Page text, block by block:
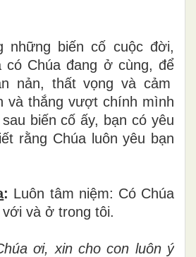
những biến cố cuộcđời,
cóChúađang ởcùng,để
n nản, thất vọng và cảm
và thắng vượt chính mình
biến cố ấy, bạn có yêu
ết rằng Chúa luôn yêu bạn
: Luôn tâm niệm: CóChúa
với và ở trong tôi.
ơi, xin cho con luôn ý